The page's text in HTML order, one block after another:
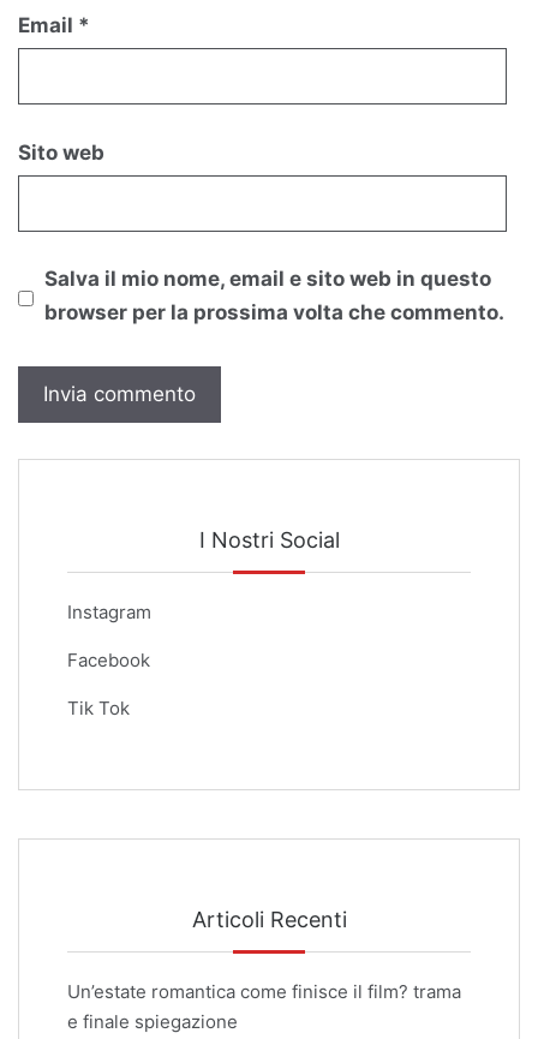
Email *
Sito web
Salva il mio nome, email e sito web in questo
browser per la prossima volta che commento.
I Nostri Social
Instagram
Facebook
Tik Tok
Articoli Recenti
Un’estate romantica come finisce il film? trama
e finale spiegazione